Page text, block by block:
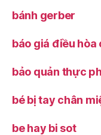
bánh gerber
báo giá điều
bảo quản thực
bé bị tay chân
be hay bi sot